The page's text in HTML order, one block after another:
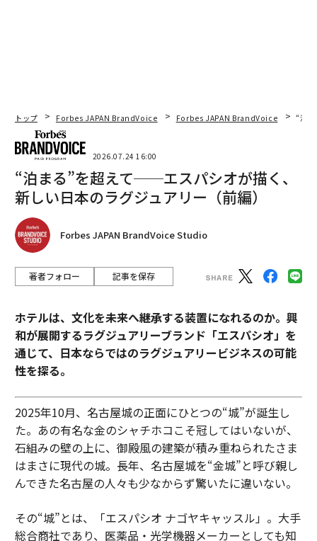
トップ Forbes JAPAN BrandVoice Forbes JAPAN BrandVoice “泊
2026.07.24 16:00
“泊まる”を超えて──エスパシオが描く、
新しい日本のラグジュアリー（前編）
Forbes JAPAN BrandVoice Studio
著者フォロー 記事を保存
ホテルは、文化を未来へ継承する装置になれるのか。興
和が展開するラグジュアリーブランド「エスパシオ」を
通じて、日本ならではのラグジュアリービジネスの可能
性を探る。
2025年10月、名古屋城の正面にひとつの“城”が誕生し
た。あの有名な金のシャチホコこそ冠してはいないが、
石組みの壁の上に、御殿風の建築が積み重ねられたさま
はまさに現代の城。長年、名古屋城を“金城”と呼び親し
んできた名古屋の人々も少なからず驚いたに違いない。
その“城”とは、「エスパシオ ナゴヤキャッスル」。大手
総合商社であり、医薬品・光学機器メーカーとしても知